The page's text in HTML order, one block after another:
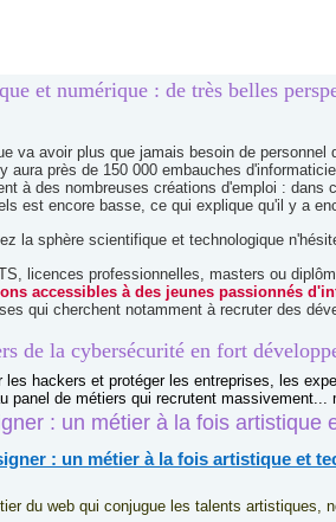
et numérique : de très belles
va avoir plus que jamais besoin de
aura près de 150 000 embauches
à des nombreuses créations d'emploi :
est encore basse, ce qui explique qu'il y a
la sphère scientifique et technologique
licences professionnelles, masters ou
accessibles à des jeunes passionnés
qui cherchent notamment à recruter des
de la cybersécurité en fort
les hackers et protéger les entreprises, les
panel de métiers qui recrutent
: un métier à la fois artistique
du web qui conjugue les talents artistiques,